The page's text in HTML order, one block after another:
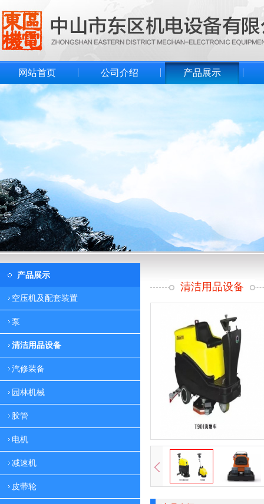
网站首页 公司介绍 产品展示
产品展示
空压机及配套装置
泵
清洁用品设备
汽修装备
园林机械
胶管
电机
减速机
皮带轮
清洁用品设备